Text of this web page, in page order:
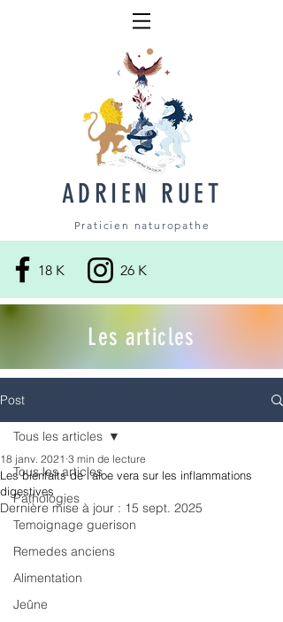
ADRIEN RUET
Praticien naturopathe
18 K 26 K
Les articles
Post
Tous les articles
Pathologies
Temoignage guerison
Remedes anciens
Alimentation
Jeûne
Tous les articles
Les bienfaits de l’aloe vera sur les inflammations
digestives
18 janv. 2021 3 min de lecture
Dernière mise à jour : 15 sept. 2025